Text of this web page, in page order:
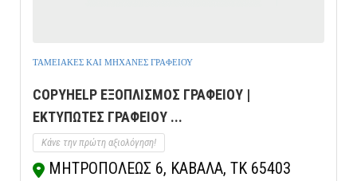
ΤΑΜΕΙΑΚΕΣ ΚΑΙ ΜΗΧΑΝΕΣ ΓΡΑΦΕΙΟΥ
COPYHELP ΕΞΟΠΛΙΣΜΟΣ ΓΡΑΦΕΙΟΥ |
ΕΚΤΥΠΩΤΕΣ ΓΡΑΦΕΙΟΥ ...
Κάνε την πρώτη αξιολόγηση!
ΜΗΤΡΟΠΟΛΕΩΣ 6, ΚΑΒΑΛΑ, ΤΚ 65403